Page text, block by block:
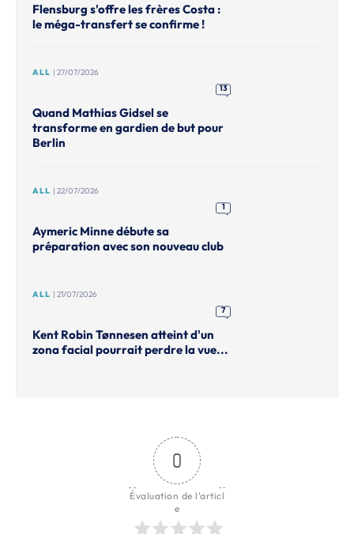
Flensburg s'offre les frères Costa :
le méga-transfert se confirme !
ALL | 27/07/2026
13
Quand Mathias Gidsel se
transforme en gardien de but pour
Berlin
ALL | 22/07/2026
1
Aymeric Minne débute sa
préparation avec son nouveau club
ALL | 21/07/2026
7
Kent Robin Tønnesen atteint d'un
zona facial pourrait perdre la vue...
0
Évaluation de l'articl
e